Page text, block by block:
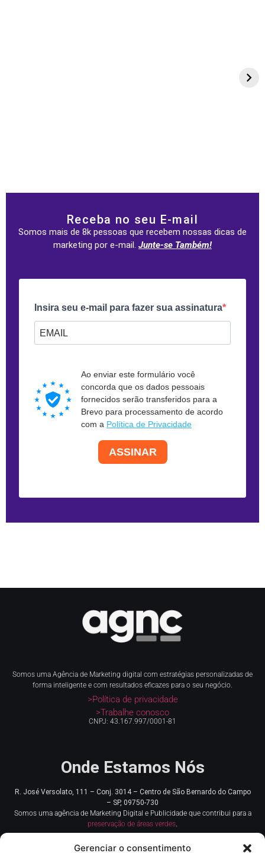
Gerenciar o consentimento
Receba no seu E-mail
Somos mais de 8k pessoas que recebem nossas dicas de
marketing por e-mail. Junte-se Também!
Insira seu e-mail para fazer sua assinatura
Ao enviar este formulário você
concorda que os dados pessoais
fornecidos serão transferidos para a
Brevo para processamento de acordo
com a Política de Privacidade
ASSINAR
Somos uma Agência de Marketing digital com estratégias personalizadas de
forma inteligente e com resultados eficazes para o seu negócio.
>Política de privacidade
>Trabalhe conosco
CNPJ: 43.167.997/0001-81
Onde Estamos Nós
R. José Versolato, 111 – Conj. 3014 – Centro de São Bernardo do Campo
– SP, 09750-730
Somos uma agência de Marketing Digital e Publicidade que contribui para a
preservação de áreas verdes.